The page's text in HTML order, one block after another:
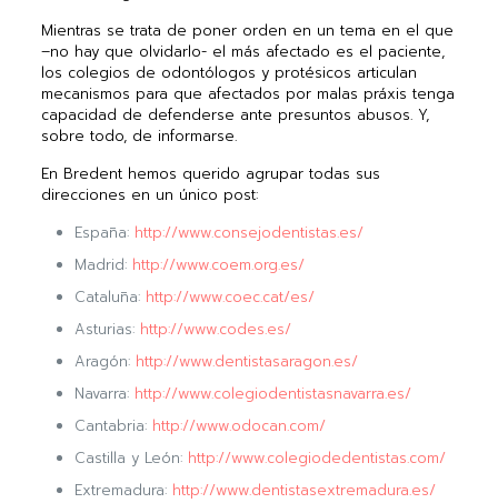
Mientras se trata de poner orden en un tema en el que
–no hay que olvidarlo- el más afectado es el paciente,
los colegios de odontólogos y protésicos articulan
mecanismos para que afectados por malas práxis tenga
capacidad de defenderse ante presuntos abusos. Y,
sobre todo, de informarse.
En Bredent hemos querido agrupar todas sus
direcciones en un único post:
España: http://www.consejodentistas.es/
Madrid: http://www.coem.org.es/
Cataluña: http://www.coec.cat/es/
Asturias: http://www.codes.es/
Aragón: http://www.dentistasaragon.es/
Navarra: http://www.colegiodentistasnavarra.es/
Cantabria: http://www.odocan.com/
Castilla y León: http://www.colegiodedentistas.com/
Extremadura: http://www.dentistasextremadura.es/